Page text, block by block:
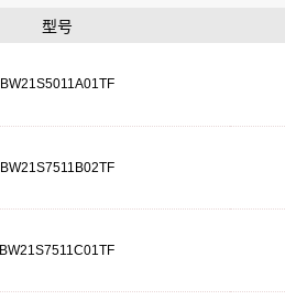
型号
BW21S5011A01TF
BW21S7511B02TF
BW21S7511C01TF